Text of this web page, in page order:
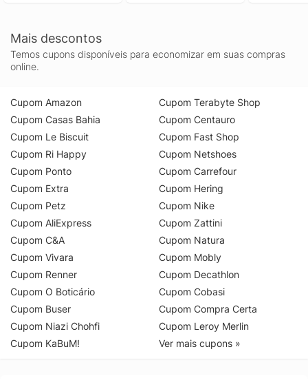
Mais descontos
Temos cupons disponíveis para economizar em suas compras
online.
Cupom Amazon
Cupom Casas Bahia
Cupom Le Biscuit
Cupom Ri Happy
Cupom Ponto
Cupom Extra
Cupom Petz
Cupom AliExpress
Cupom C&A
Cupom Vivara
Cupom Renner
Cupom O Boticário
Cupom Buser
Cupom Niazi Chohfi
Cupom KaBuM!
Cupom Terabyte Shop
Cupom Centauro
Cupom Fast Shop
Cupom Netshoes
Cupom Carrefour
Cupom Hering
Cupom Nike
Cupom Zattini
Cupom Natura
Cupom Mobly
Cupom Decathlon
Cupom Cobasi
Cupom Compra Certa
Cupom Leroy Merlin
Ver mais cupons »